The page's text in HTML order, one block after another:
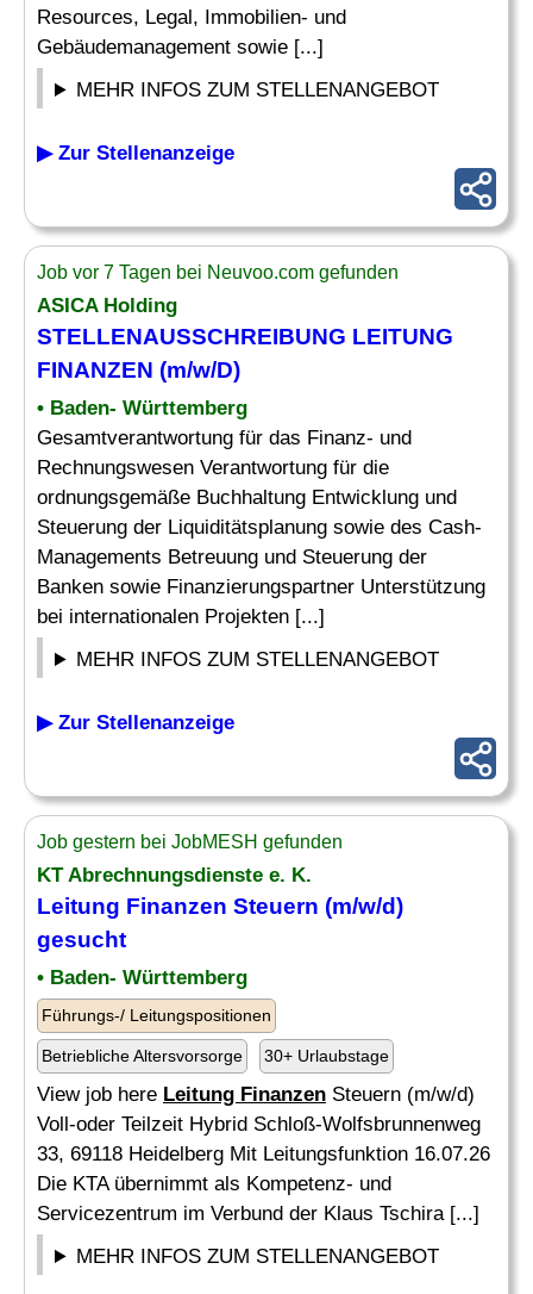
Resources, Legal, Immobilien- und
Gebäudemanagement sowie [...]
MEHR INFOS ZUM STELLENANGEBOT
▶ Zur Stellenanzeige
Job vor 7 Tagen bei Neuvoo.com gefunden
ASICA Holding
STELLENAUSSCHREIBUNG LEITUNG
FINANZEN (m/w/D)
• Baden- Württemberg
Gesamtverantwortung für das Finanz- und
Rechnungswesen Verantwortung für die
ordnungsgemäße Buchhaltung Entwicklung und
Steuerung der Liquiditätsplanung sowie des Cash-
Managements Betreuung und Steuerung der
Banken sowie Finanzierungspartner Unterstützung
bei internationalen Projekten [...]
MEHR INFOS ZUM STELLENANGEBOT
▶ Zur Stellenanzeige
Job gestern bei JobMESH gefunden
KT Abrechnungsdienste e. K.
Leitung Finanzen Steuern (m/w/d)
gesucht
• Baden- Württemberg
Führungs-/ Leitungspositionen
Betriebliche Altersvorsorge 30+ Urlaubstage
View job here Leitung Finanzen Steuern (m/w/d)
Voll-oder Teilzeit Hybrid Schloß-Wolfsbrunnenweg
33, 69118 Heidelberg Mit Leitungsfunktion 16.07.26
Die KTA übernimmt als Kompetenz- und
Servicezentrum im Verbund der Klaus Tschira [...]
MEHR INFOS ZUM STELLENANGEBOT